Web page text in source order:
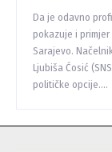
Da je odavno
pokazuje i
Sarajevo.
Ljubiša Ćosić
političke opcije....